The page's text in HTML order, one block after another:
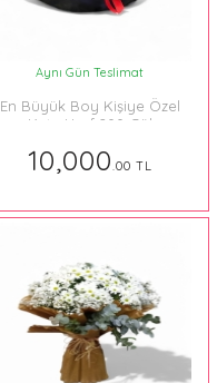
Aynı Gün Teslimat
En Büyük Boy Kişiye Özel
Kutu Harf 200 Gül
10,000.00 TL